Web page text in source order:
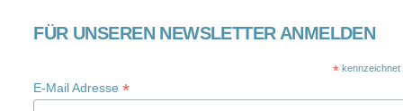
FÜR UNSEREN NEWSLETTER ANMELDEN
* kennzeichnet
E-Mail Adresse*